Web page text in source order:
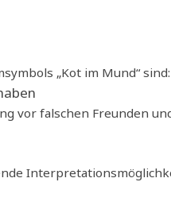
„Kot im Mund“ sind:
vor falschen Freunden